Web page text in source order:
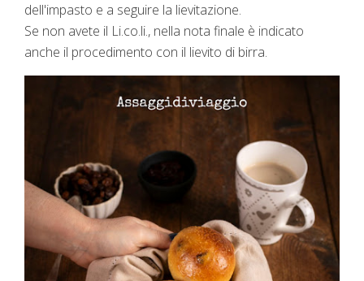
dell'impasto e a seguire la lievitazione.
Se non avete il Li.co.li., nella nota finale è indicato
anche il procedimento con il lievito di birra.